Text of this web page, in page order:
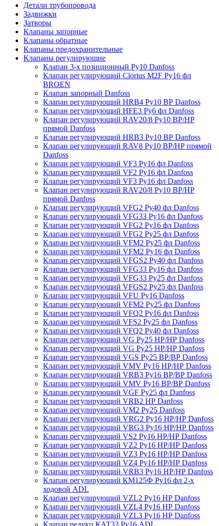
Детали трубопровода
Задвижки
Затворы
Клапаны запорные
Клапаны обратные
Клапаны предохранительные
Клапаны регулирующие
Клапан 3-х позиционный Ру10 Danfoss
Клапан регулирующий Clorius M2F Ру16 фл
BROEN
Клапан запорный Danfoss
Клапан регулирующий HRB4 Ру10 ВР Danfoss
Клапан регулирующий HFE3 Ру6 фл Danfoss
Клапан регулирующий RAV20/8 Ру10 ВР/НР
прямой Danfoss
Клапан регулирующий HRB3 Ру10 ВР Danfoss
Клапан регулирующий RAV8 Ру10 ВР/НР прямой
Danfoss
Клапан регулирующий VF3 Ру16 фл Danfoss
Клапан регулирующий VF2 Ру16 фл Danfoss
Клапан регулирующий VF3 Ру16 фл Danfoss
Клапан регулирующий RAV20/8 Ру10 ВР/НР
прямой Danfoss
Клапан регулирующий VFG2 Ру40 фл Danfoss
Клапан регулирующий VFG33 Ру16 фл Danfoss
Клапан регулирующий VFG2 Ру16 фл Danfoss
Клапан регулирующий VFG2 Ру25 фл Danfoss
Клапан регулирующий VFM2 Ру25 фл Danfoss
Клапан регулирующий VFM2 Ру16 фл Danfoss
Клапан регулирующий VFGS2 Ру40 фл Danfoss
Клапан регулирующий VFG33 Ру16 фл Danfoss
Клапан регулирующий VFG33 Ру25 фл Danfoss
Клапан регулирующий VFGS2 Ру25 фл Danfoss
Клапан регулирующий VFU Ру16 Danfoss
Клапан регулирующий VFM2 Ру25 фл Danfoss
Клапан регулирующий VFQ2 Ру16 фл Danfoss
Клапан регулирующий VFS2 Ру25 фл Danfoss
Клапан регулирующий VFQ2 Ру40 фл Danfoss
Клапан регулирующий VG Ру25 НР/НР Danfoss
Клапан регулирующий VG Ру25 НР/НР Danfoss
Клапан регулирующий VGS Ру25 ВР/ВР Danfoss
Клапан регулирующий VMV Ру16 НР/НР Danfoss
Клапан регулирующий VRB3 Ру16 ВР/ВР Danfoss
Клапан регулирующий VMV Ру16 ВР/ВР Danfoss
Клапан регулирующий VGF Ру25 фл Danfoss
Клапан регулирующий VRB2 НР Danfoss
Клапан регулирующий VM2 Ру25 Danfoss
Клапан регулирующий VRG2 Ру16 НР/НР Danfoss
Клапан регулирующий VRG3 Ру16 НР/НР Danfoss
Клапан регулирующий VS2 Ру16 НР/НР Danfoss
Клапан регулирующий VZ2 Ру16 НР/НР Danfoss
Клапан регулирующий VZ3 Ру16 НР/НР Danfoss
Клапан регулирующий VZ4 Ру16 НР/НР Danfoss
Клапан регулирующий VRB3 Ру16 НР/НР Danfoss
Клапан регулирующий КМ125Ф Ру16 фл 2-х
ходовой ADL
Клапан регулирующий VZL2 Ру16 НР Danfoss
Клапан регулирующий VZL4 Ру16 НР Danfoss
Клапан регулирующий VZL3 Ру16 НР Danfoss
Клапан редукц КАТ33 Ру16 ADL